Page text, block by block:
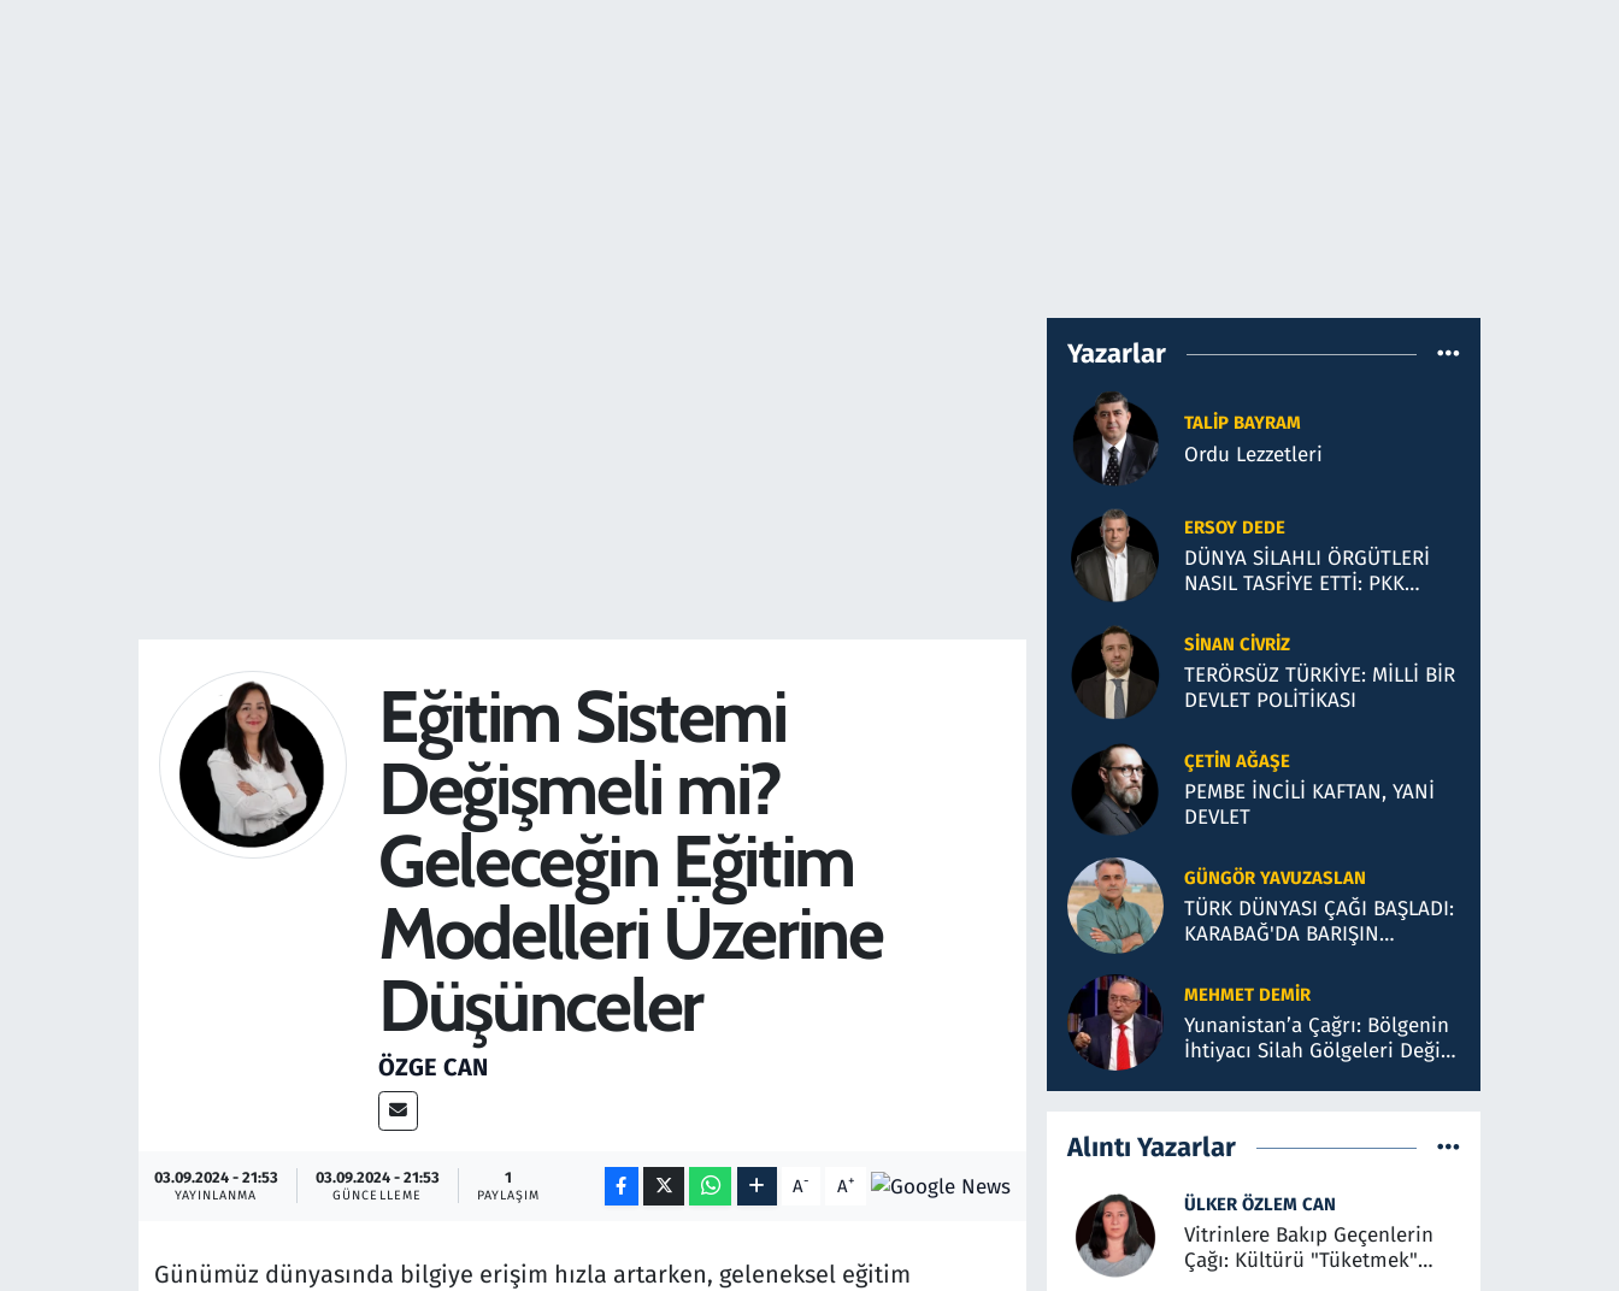
Eğitim Sistemi
Değişmeli mi?
Geleceğin Eğitim
Modelleri Üzerine
Düşünceler
ÖZGE CAN
03.09.2024 - 21:53
YAYINLANMA
03.09.2024 - 21:53
GÜNCELLEME
1
PAYLAŞIM A- A+
Günümüz dünyasında bilgiye erişim hızla artarken, geleneksel eğitim
Yazarlar
TALIP BAYRAM
Ordu Lezzetleri
ERSOY DEDE
DÜNYA SİLAHLI ÖRGÜTLERİ
NASIL TASFİYE ETTİ: PKK
BENZİYOR?
SINAN CIVRIZ
TERÖRSÜZ TÜRKİYE: MİLLİ BİR
DEVLET POLİTİKASI
ÇETIN AĞAŞE
PEMBE İNCİLİ KAFTAN, YANİ
DEVLET
GÜNGÖR YAVUZASLAN
TÜRK DÜNYASI ÇAĞI BAŞLADI:
KARABAĞ'DA BARIŞIN
TEMASLARI
MEHMET DEMIR
Yunanistan’a Çağrı: Bölgenin
İhtiyacı Silah Gölgeleri Değil,
Alıntı Yazarlar
ÜLKER ÖZLEM CAN
Vitrinlere Bakıp Geçenlerin
Çağı: Kültürü "Tüketmek"
Savunma Sanayi